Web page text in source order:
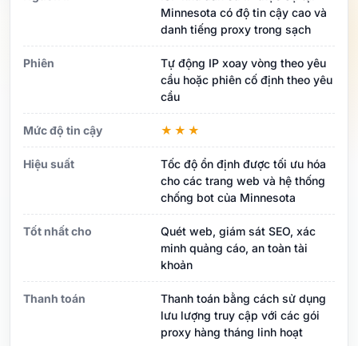
Minnesota có độ tin cậy cao và
danh tiếng proxy trong sạch
Phiên
Tự động IP xoay vòng theo yêu
cầu hoặc phiên cố định theo yêu
cầu
Mức độ tin cậy ★★★
Hiệu suất
Tốc độ ổn định được tối ưu hóa
cho các trang web và hệ thống
chống bot của Minnesota
Tốt nhất cho
Quét web, giám sát SEO, xác
minh quảng cáo, an toàn tài
khoản
Thanh toán
Thanh toán bằng cách sử dụng
lưu lượng truy cập với các gói
proxy hàng tháng linh hoạt